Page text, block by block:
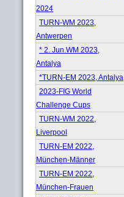
2024
TURN-WM 2023,
Antwerpen
* 2. Jun.WM 2023,
Antalya
*TURN-EM 2023, Antalya
2023-FIG World
Challenge Cups
TURN-WM 2022,
Liverpool
TURN-EM 2022,
München-Männer
TURN-EM 2022,
München-Frauen